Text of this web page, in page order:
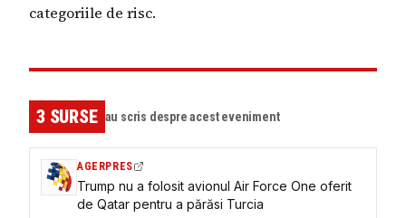
categoriile de risc.
3SURSE au scris despre acest eveniment
AGERPRES
Trump nu a folosit avionul Air Force One oferit
de Qatar pentru a părăsi Turcia